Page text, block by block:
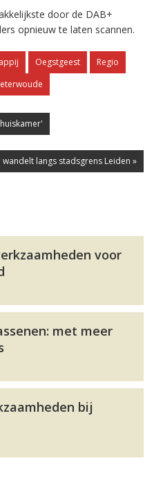
door de DAB+
opnieuw te laten scannen.
Oegstgeest
Regio
langs stadsgrens Leiden »
voor
met meer
bij